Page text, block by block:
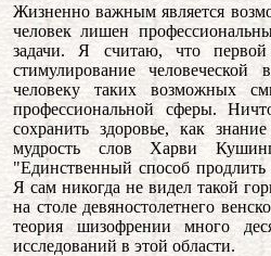
Жизненно важным является
человек лишен
задачи. Я считаю, что
стимулирование
человеку таких возможных
профессиональной сферы.
сохранить здоровье, как
мудрость слов Харви
"Единственный способ
Я сам никогда не видел такой
на столе девяностолетнего
теория шизофрении много
исследований в этой области.